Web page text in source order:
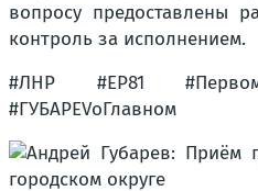
вопросу предоставлены
контроль за исполнением.
#ЛНР #ЕР81
#ГУБАРЕVоГлавном